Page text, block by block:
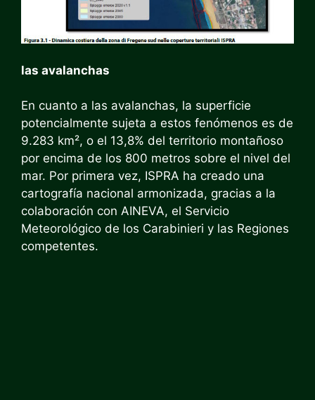
las avalanchas
En cuanto a las avalanchas, la superficie
potencialmente sujeta a estos fenómenos es de
9.283 km², o el 13,8% del territorio montañoso
por encima de los 800 metros sobre el nivel del
mar. Por primera vez, ISPRA ha creado una
cartografía nacional armonizada, gracias a la
colaboración con AINEVA, el Servicio
Meteorológico de los Carabinieri y las Regiones
competentes.